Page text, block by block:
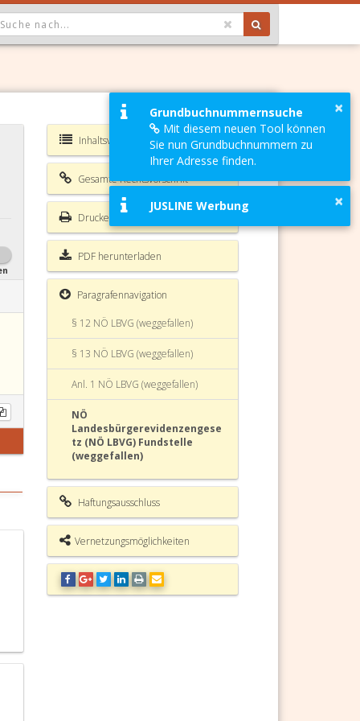
GEWÄHLTER WERT IST ALLE
Inhaltsverzeichnis NÖ LBVG
Gesamte Rechtsvorschrift
Drucken
PDF herunterladen
Paragrafennavigation
§ 5 NÖ LBVG (weggefallen)
§ 6 NÖ LBVG (weggefallen)
§ 8 NÖ LBVG (weggefallen)
§ 9 NÖ LBVG (weggefallen)
§ 10 NÖ LBVG (weggefallen)
§ 11 NÖ LBVG (weggefallen)
§ 12 NÖ LBVG (weggefallen)
§ 13 NÖ LBVG (weggefallen)
Anl. 1 NÖ LBVG (weggefallen)
NÖ
Landesbürgerevidenzengese
tz (NÖ LBVG) Fundstelle
(weggefallen)
Haftungsausschluss
Vernetzungsmöglichkeiten
×
Grundbuchnummernsuche
Mit diesem neuen Tool können
Sie nun Grundbuchnummern zu
Ihrer Adresse finden.
×
JUSLINE Werbung